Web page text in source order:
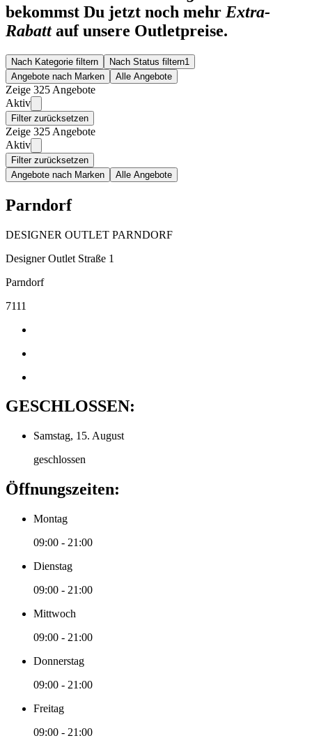
bekommst Du jetzt noch mehr Extra-
Rabattauf unsere Outletpreise.
Nach Kategorie filtern Nach Status filtern1
Angebote nach Marken
Alle Angebote
Zeige 325 Angebote
Aktiv
Filter zurücksetzen
Zeige 325 Angebote
Aktiv
Filter zurücksetzen
Angebote nach Marken
Alle Angebote
Parndorf
DESIGNER OUTLET PARNDORF
Designer Outlet Straße 1
Parndorf
7111
GESCHLOSSEN:
Samstag, 15. August
geschlossen
Öffnungszeiten:
Montag
09:00 - 21:00
Dienstag
09:00 - 21:00
Mittwoch
09:00 - 21:00
Donnerstag
09:00 - 21:00
Freitag
09:00 - 21:00